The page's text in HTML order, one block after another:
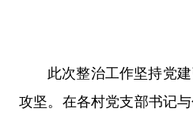
此次整治工作坚持党
攻坚。在各村党支部书记